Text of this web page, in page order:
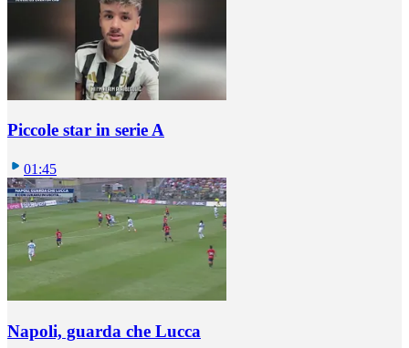
Piccole star in serie A
01:45
Napoli, guarda che Lucca